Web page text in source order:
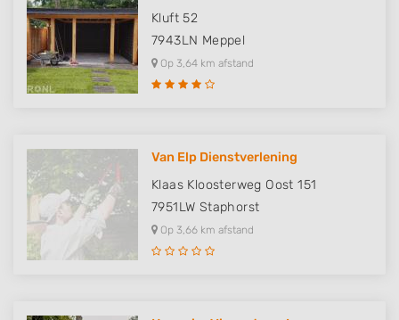
Kluft 52
7943LN Meppel
Op 3,64 km afstand
Van Elp Dienstverlening
Klaas Kloosterweg Oost 151
7951LW Staphorst
Op 3,66 km afstand